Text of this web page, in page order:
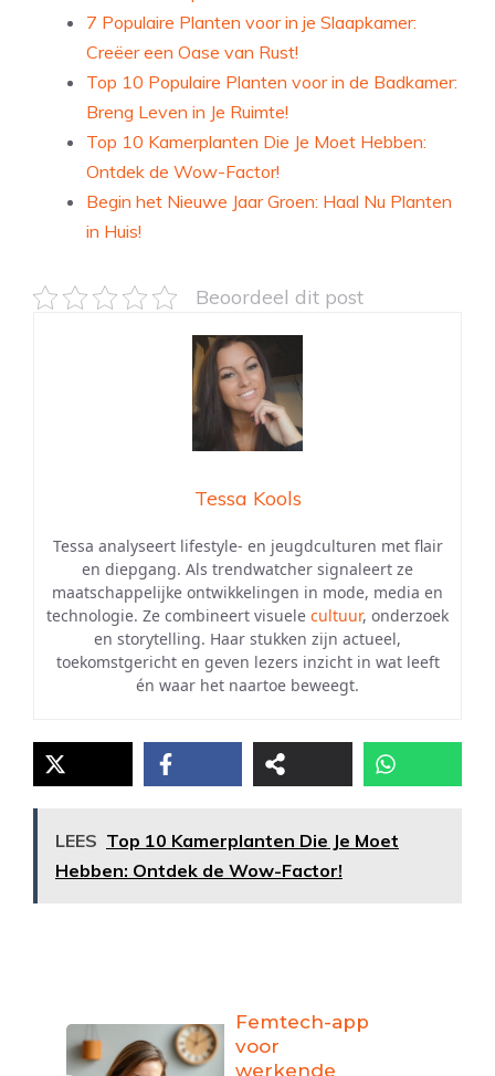
7 Populaire Planten voor in je Slaapkamer:
Creëer een Oase van Rust!
Top 10 Populaire Planten voor in de Badkamer:
Breng Leven in Je Ruimte!
Top 10 Kamerplanten Die Je Moet Hebben:
Ontdek de Wow-Factor!
Begin het Nieuwe Jaar Groen: Haal Nu Planten
in Huis!
Beoordeel dit post
Tessa Kools
Tessa analyseert lifestyle- en jeugdculturen met flair
en diepgang. Als trendwatcher signaleert ze
maatschappelijke ontwikkelingen in mode, media en
technologie. Ze combineert visuele cultuur, onderzoek
en storytelling. Haar stukken zijn actueel,
toekomstgericht en geven lezers inzicht in wat leeft
én waar het naartoe beweegt.
LEES Top 10 Kamerplanten Die Je Moet
Hebben: Ontdek de Wow-Factor!
Femtech-app
voor
werkende